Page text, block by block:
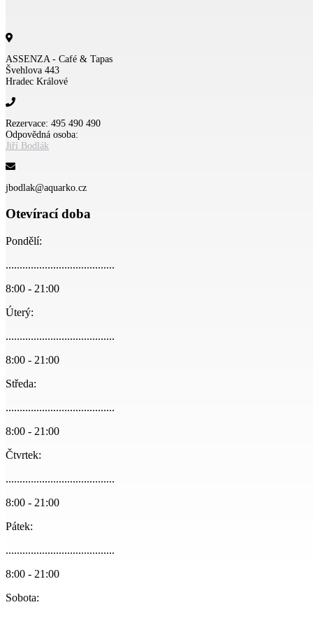
ASSENZA - Café & Tapas
Švehlova 443
Hradec Králové
Rezervace: 495 490 490
Odpovědná osoba:
Jiří Bodlák
jbodlak@aquarko.cz
Otevírací doba
Pondělí:
.......................................
8:00 - 21:00
Úterý:
.......................................
8:00 - 21:00
Středa:
.......................................
8:00 - 21:00
Čtvrtek:
.......................................
8:00 - 21:00
Pátek:
.......................................
8:00 - 21:00
Sobota: